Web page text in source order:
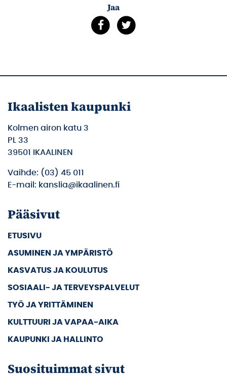
Jaa
Ikaalisten kaupunki
Kolmen airon katu 3
PL 33
39501 IKAALINEN
Vaihde: (03) 45 011
E-mail: kanslia@ikaalinen.fi
Pääsivut
ETUSIVU
ASUMINEN JA YMPÄRISTÖ
KASVATUS JA KOULUTUS
SOSIAALI- JA TERVEYSPALVELUT
TYÖ JA YRITTÄMINEN
KULTTUURI JA VAPAA-AIKA
KAUPUNKI JA HALLINTO
Suosituimmat sivut